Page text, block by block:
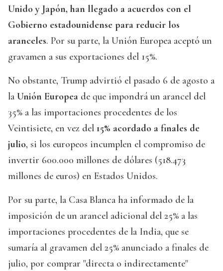
Unido y Japón, han llegado a acuerdos con el
Gobierno estadounidense para reducir los
aranceles. Por su parte, la Unión Europea aceptó un
gravamen a sus exportaciones del 15%.
No obstante, Trump advirtió el pasado 6 de agosto a
la Unión Europea de que impondrá un arancel del
35% a las importaciones procedentes de los
Veintisiete, en vez del 15% acordado a finales de
julio, si los europeos incumplen el compromiso de
invertir 600.000 millones de dólares (518.473
millones de euros) en Estados Unidos.
Por su parte, la Casa Blanca ha informado de la
imposición de un arancel adicional del 25% a las
importaciones procedentes de la India, que se
sumaría al gravamen del 25% anunciado a finales de
julio, por comprar "directa o indirectamente"